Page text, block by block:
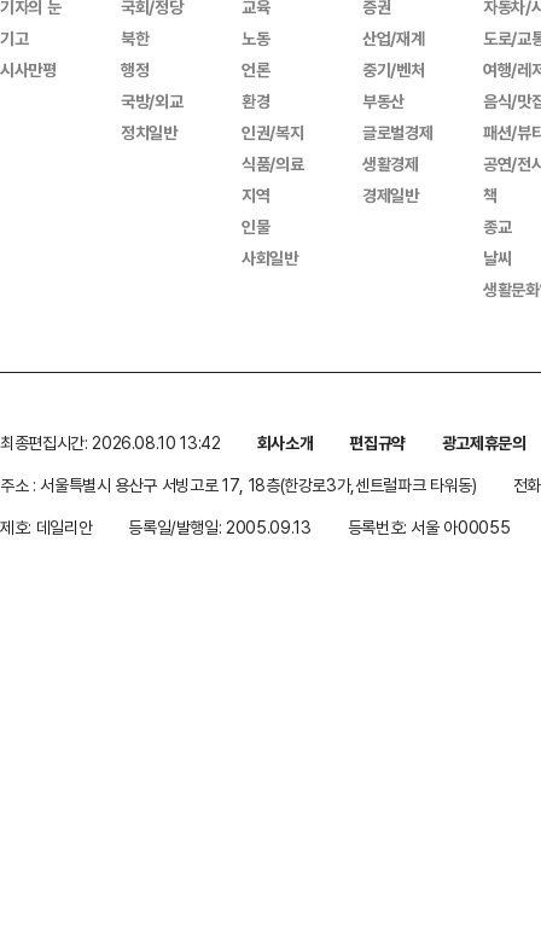
기자의 눈
기고
시사만평
국회/정당
북한
행정
국방/외교
정치일반
교육
노동
언론
환경
인권/복지
식품/의료
지역
인물
사회일반
증권
산업/재계
중기/벤처
부동산
글로벌경제
생활경제
경제일반
자동차/
도로/교
여행/레
음식/맛
패션/뷰
공연/전
책
종교
날씨
생활문
최종편집시간: 2026.08.10 13:42 회사소개 편집규약
광고제휴문의
주소 : 서울특별시 용산구 서빙고로 17, 18층(한강로3가,센트럴파크 타워동)
전
제호: 데일리안
등록일/발행일: 2005.09.13 등록번호: 서울 아00055